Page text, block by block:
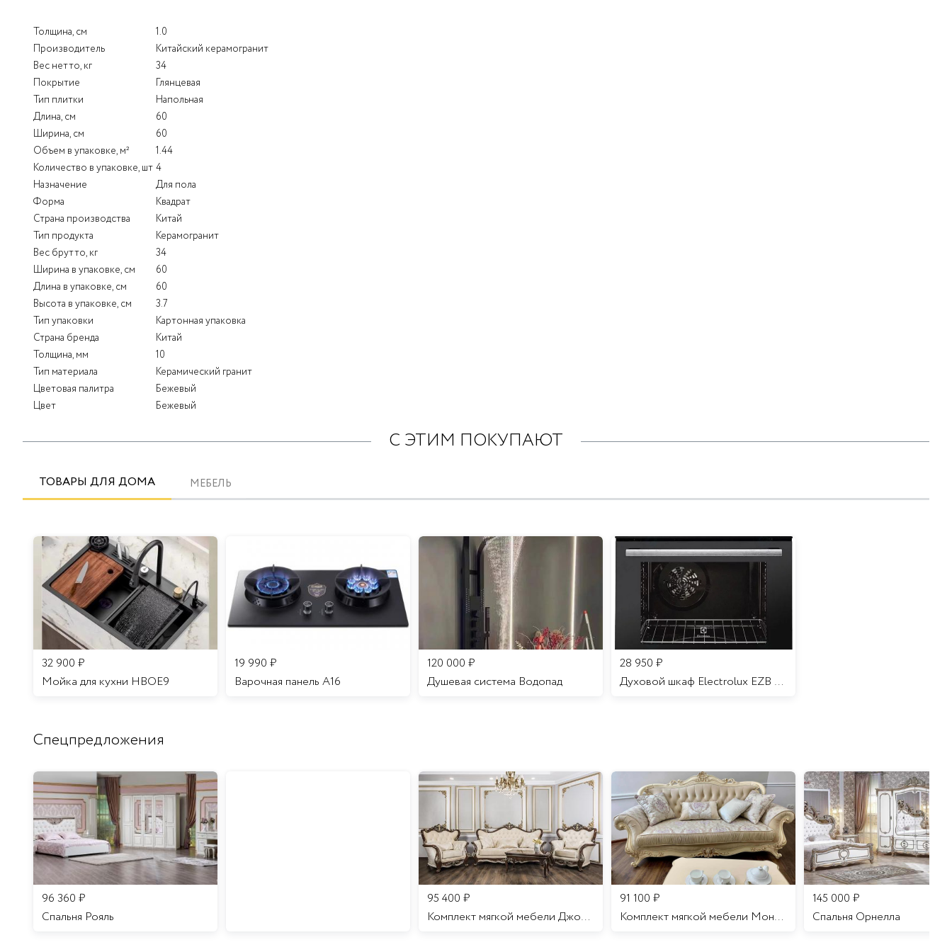
Толщина, см
1.0
Производитель
Китайский керамогранит
Вес нетто, кг
34
Покрытие
Глянцевая
Тип плитки
Напольная
Длина, см
60
Ширина, см
60
Объем в упаковке, м²
1.44
Количество в упаковке, шт 4
Назначение
Для пола
Форма
Квадрат
Страна производства
Китай
Тип продукта
Керамогранит
Вес брутто, кг
34
Ширина в упаковке, см
60
Длина в упаковке, см
60
Высота в упаковке, см
3.7
Тип упаковки
Картонная упаковка
Страна бренда
Китай
Толщина, мм
10
Тип материала
Керамический гранит
Цветовая палитра
Бежевый
Цвет
Бежевый
С ЭТИМ ПОКУПАЮТ
ТОВАРЫ ДЛЯ ДОМА МЕБЕЛЬ
32 900 ₽
Мойка для кухни HBOE9
19 990 ₽
Варочная панель A16
120 000 ₽
Душевая система Водопад
28 950 ₽
Духовой шкаф Electrolux EZB 52410 AK
Спецпредложения
96 360 ₽
Спальня Рояль
95 400 ₽
Комплект мягкой мебели Джоконда
91 100 ₽
Комплект мягкой мебели Мона Лиза
145 000 ₽
Cпальня Орнелла